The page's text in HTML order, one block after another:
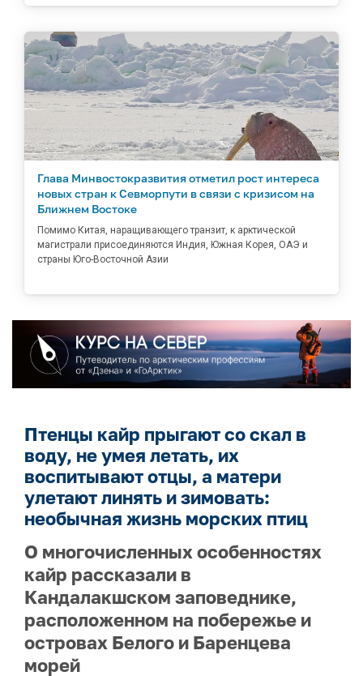
Глава Минвостокразвития отметил рост интереса
новых стран к Севморпути в связи с кризисом на
Ближнем Востоке
Помимо Китая, наращивающего транзит, к арктической
магистрали присоединяются Индия, Южная Корея, ОАЭ и
страны Юго-Восточной Азии
Птенцы кайр прыгают со скал в
воду, не умея летать, их
воспитывают отцы, а матери
улетают линять и зимовать:
необычная жизнь морских птиц
О многочисленных особенностях
кайр рассказали в
Кандалакшском заповеднике,
расположенном на побережье и
островах Белого и Баренцева
морей